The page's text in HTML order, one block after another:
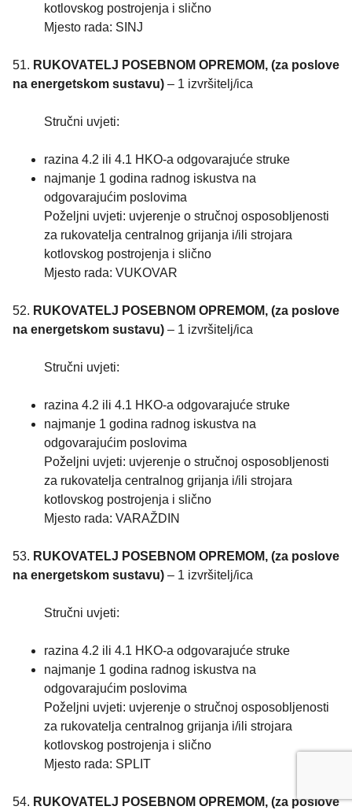
kotlovskog postrojenja i slično
Mjesto rada: SINJ
51. RUKOVATELJ POSEBNOM OPREMOM, (za poslove
na energetskom sustavu) – 1 izvršitelj/ica
Stručni uvjeti:
razina 4.2 ili 4.1 HKO-a odgovarajuće struke
najmanje 1 godina radnog iskustva na
odgovarajućim poslovima
Poželjni uvjeti: uvjerenje o stručnoj osposobljenosti
za rukovatelja centralnog grijanja i/ili strojara
kotlovskog postrojenja i slično
Mjesto rada: VUKOVAR
52. RUKOVATELJ POSEBNOM OPREMOM, (za poslove
na energetskom sustavu) – 1 izvršitelj/ica
Stručni uvjeti:
razina 4.2 ili 4.1 HKO-a odgovarajuće struke
najmanje 1 godina radnog iskustva na
odgovarajućim poslovima
Poželjni uvjeti: uvjerenje o stručnoj osposobljenosti
za rukovatelja centralnog grijanja i/ili strojara
kotlovskog postrojenja i slično
Mjesto rada: VARAŽDIN
53. RUKOVATELJ POSEBNOM OPREMOM, (za poslove
na energetskom sustavu) – 1 izvršitelj/ica
Stručni uvjeti:
razina 4.2 ili 4.1 HKO-a odgovarajuće struke
najmanje 1 godina radnog iskustva na
odgovarajućim poslovima
Poželjni uvjeti: uvjerenje o stručnoj osposobljenosti
za rukovatelja centralnog grijanja i/ili strojara
kotlovskog postrojenja i slično
Mjesto rada: SPLIT
54. RUKOVATELJ POSEBNOM OPREMOM, (za poslove